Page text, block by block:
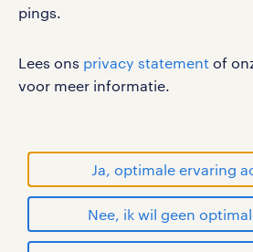
pings.
Lees ons privacy statement of
voor meer informatie.
Ja, optimale ervaring
Nee, ik wil geen
sitemap
RANDSTAD, HUMAN FORWARD
WORLD OF WORK zijn